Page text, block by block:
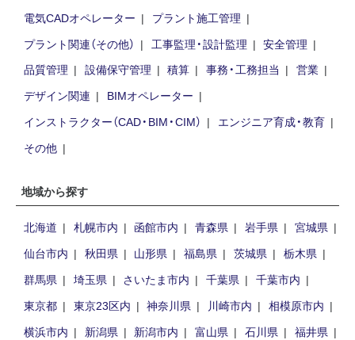
電気CADオペレーター
プラント施工管理
プラント関連（その他）
工事監理・設計監理
安全管理
品質管理
設備保守管理 積算 事務・工務担当
営業
デザイン関連
BIMオペレーター
インストラクター（CAD・BIM・CIM）
エンジニア育成・教育
その他
地域から探す
北海道 札幌市内 函館市内 青森県 岩手県
宮城県
仙台市内
秋田県 山形県 福島県 茨城県
栃木県
群馬県
埼玉県 さいたま市内 千葉県
千葉市内
東京都
東京23区内 神奈川県 川崎市内
相模原市内
横浜市内
新潟県 新潟市内 富山県 石川県
福井県